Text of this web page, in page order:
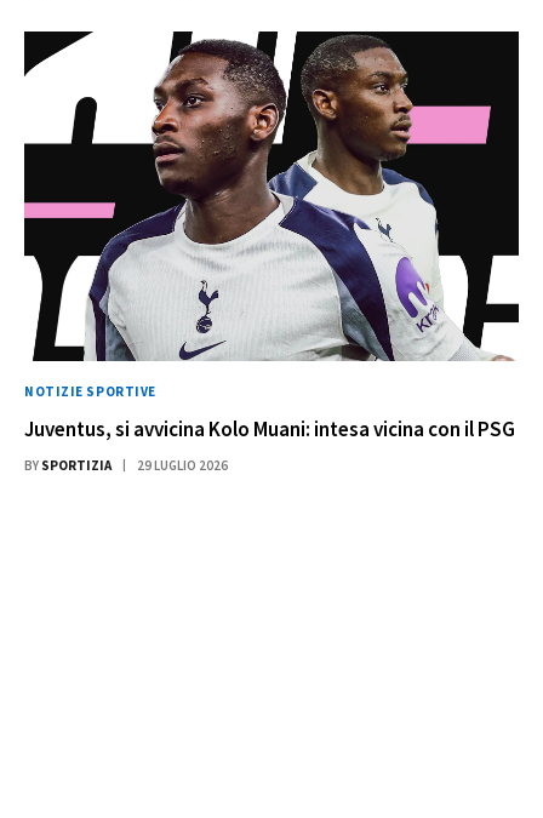
NOTIZIE SPORTIVE
Juventus, si avvicina Kolo Muani: intesa vicina con il PSG
BY SPORTIZIA 29 LUGLIO 2026